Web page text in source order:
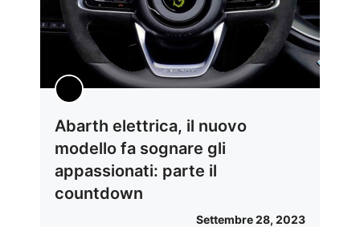
Abarth elettrica, il nuovo
modello fa sognare gli
appassionati: parte il
countdown
Settembre 28, 2023